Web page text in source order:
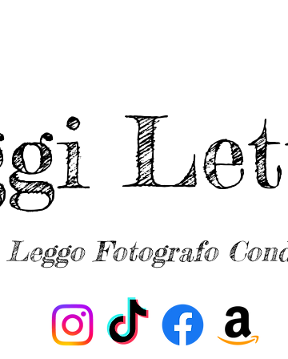
Leggo Fotografo